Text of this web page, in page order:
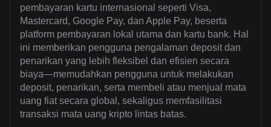
pembayaran kartu internasional seperti Visa,
Mastercard, Google Pay, dan Apple Pay, beserta
platform pembayaran lokal utama dan kartu bank. Hal
ini memberikan pengguna pengalaman deposit dan
penarikan yang lebih fleksibel dan efisien secara
biaya—memudahkan pengguna untuk melakukan
deposit, penarikan, serta membeli atau menjual mata
uang fiat secara global, sekaligus memfasilitasi
transaksi mata uang kripto lintas batas.